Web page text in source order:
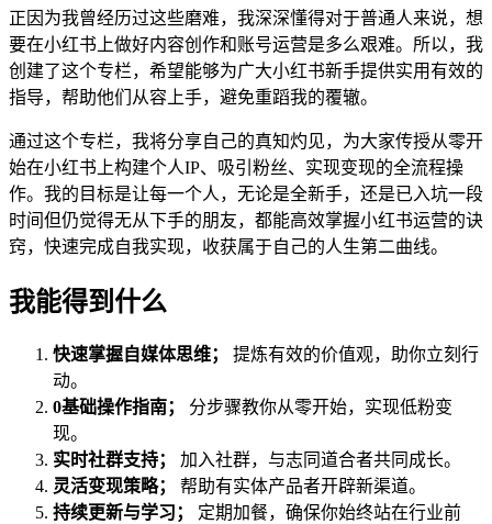
正因为我曾经历过这些磨难，我深深懂得对于普通人来说，想
要在小红书上做好内容创作和账号运营是多么艰难。所以，我
创建了这个专栏，希望能够为广大小红书新手提供实用有效的
指导，帮助他们从容上手，避免重蹈我的覆辙。
通过这个专栏，我将分享自己的真知灼见，为大家传授从零开
始在小红书上构建个人IP、吸引粉丝、实现变现的全流程操
作。我的目标是让每一个人，无论是全新手，还是已入坑一段
时间但仍觉得无从下手的朋友，都能高效掌握小红书运营的诀
窍，快速完成自我实现，收获属于自己的人生第二曲线。
我能得到什么
快速掌握自媒体思维；
提炼有效的价值观，助你立刻行
动。
0基础操作指南；
分步骤教你从零开始，实现低粉变
现。
实时社群支持；
加入社群，与志同道合者共同成长。
灵活变现策略；
帮助有实体产品者开辟新渠道。
持续更新与学习；
定期加餐，确保你始终站在行业前